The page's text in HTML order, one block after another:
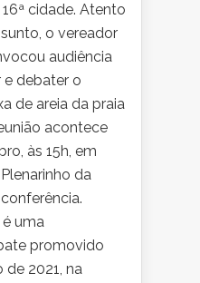
cidade. Atento
o vereador
audiência
debater o
de areia da praia
acontece
às 15h, em
da
uma
promovido
de 2021, na